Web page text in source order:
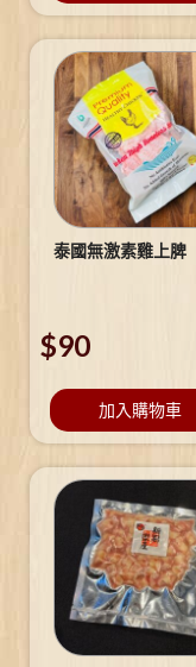
泰國無激素雞上脾
$90
加入購物車